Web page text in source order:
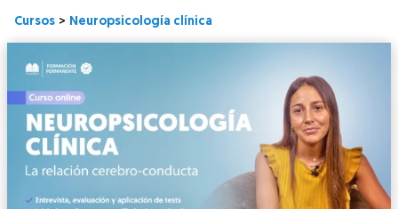
Cursos> Neuropsicología clínica